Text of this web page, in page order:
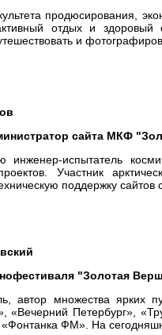
продюсирования,
отдых и
и
сайта МКФ
инженер-испытатель
Участник
поддержку
"Золотая
автор множества ярких
«Вечерний Петербург»,
ФМ». На